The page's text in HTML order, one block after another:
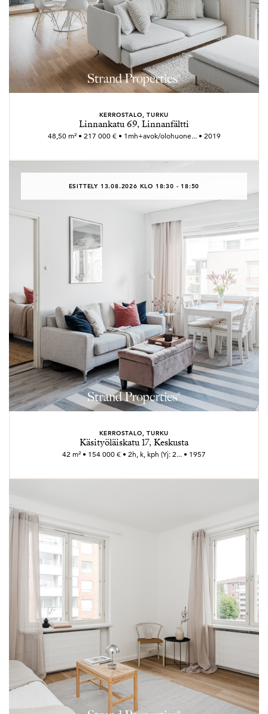
KERROSTALO, TURKU
Linnankatu 69, Linnanfältti
48,50 m² • 217 000 € • 1mh+avok/olohuone... • 2019
KERROSTALO, TURKU
Käsityöläiskatu 17, Keskusta
42 m² • 154 000 € • 2h, k, kph (Yj: 2... • 1957
ESITTELY 13.08.2026 KLO 18:30 - 18:50